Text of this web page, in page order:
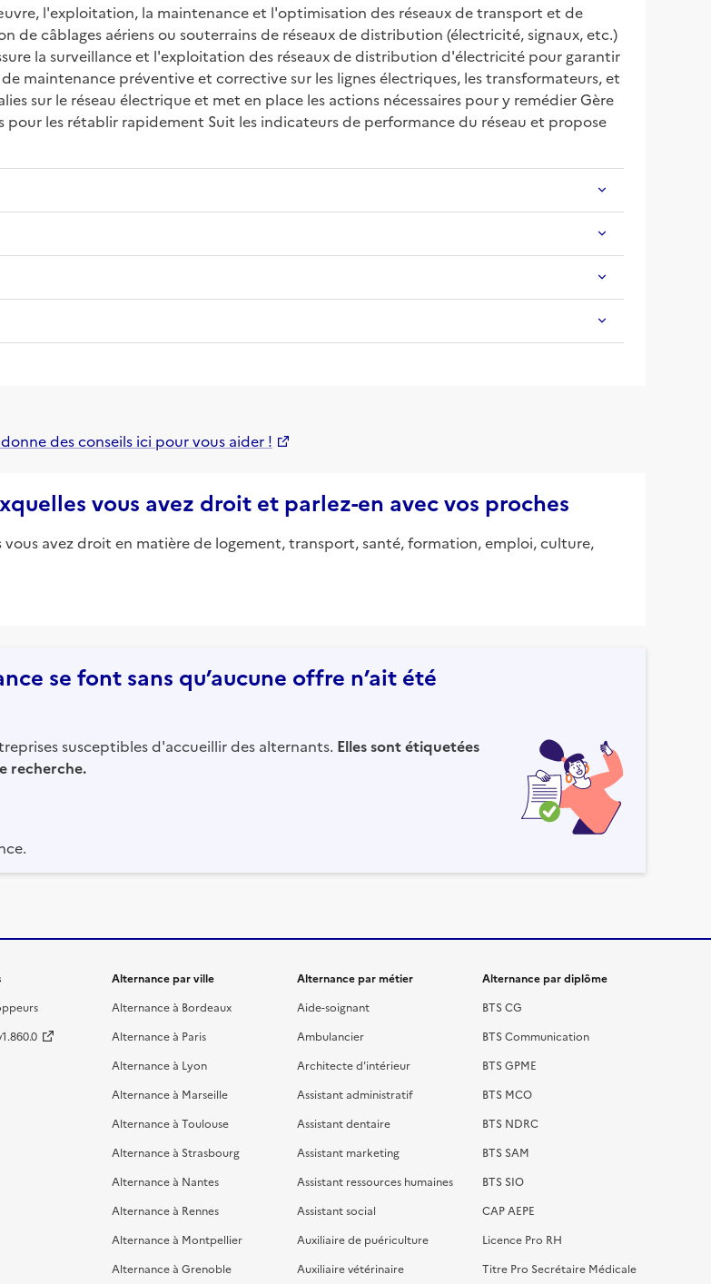
l'exploitation, la maintenance et l'optimisation des réseaux de transport et de
câblages aériens ou souterrains de réseaux de distribution (électricité, signaux, etc.)
la surveillance et l'exploitation des réseaux de distribution d'électricité pour garantir
maintenance préventive et corrective sur les lignes électriques, les transformateurs, et
sur le réseau électrique et met en place les actions nécessaires pour y remédier Gère
les rétablir rapidement Suit les indicateurs de performance du réseau et propose
des conseils ici pour vous aider !
vous avez droit et parlez-en avec vos proches
vous avez droit en matière de logement, transport, santé, formation, emploi, culture,
se font sans qu’aucune offre n’ait été
susceptibles d'accueillir des alternants. Elles sont étiquetées
recherche.
Alternance par ville
Alternance à Bordeaux
Alternance à Paris
Alternance à Lyon
Alternance à Marseille
Alternance à Toulouse
Alternance à Strasbourg
Alternance à Nantes
Alternance à Rennes
Alternance à Montpellier
Alternance à Grenoble
Alternance par métier
Aide-soignant
Ambulancier
Architecte d'intérieur
Assistant administratif
Assistant dentaire
Assistant marketing
Assistant ressources humaines
Assistant social
Auxiliaire de puériculture
Auxiliaire vétérinaire
Alternance par diplôme
BTS CG
BTS Communication
BTS GPME
BTS MCO
BTS NDRC
BTS SAM
BTS SIO
CAP AEPE
Licence Pro RH
Titre Pro Secrétaire Médicale